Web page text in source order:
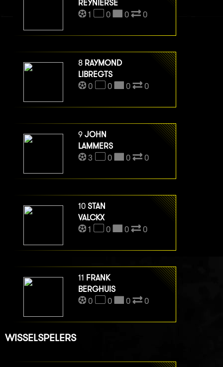
REYNIERSE
1
0 0 0
8 RAYMOND
LIBREGTS
0
0 0 0
9 JOHN
LAMMERS
3
0 0 0
10 STAN
VALCKX
1
0 0 0
11 FRANK
BERGHUIS
0
0 0 0
WISSELSPELERS